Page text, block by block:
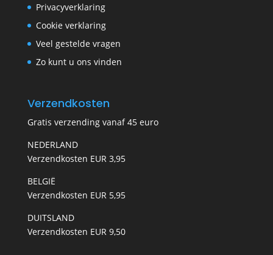
Privacyverklaring
Cookie verklaring
Veel gestelde vragen
Zo kunt u ons vinden
Verzendkosten
Gratis verzending vanaf 45 euro
NEDERLAND
Verzendkosten EUR 3,95
BELGIË
Verzendkosten EUR 5,95
DUITSLAND
Verzendkosten EUR 9,50